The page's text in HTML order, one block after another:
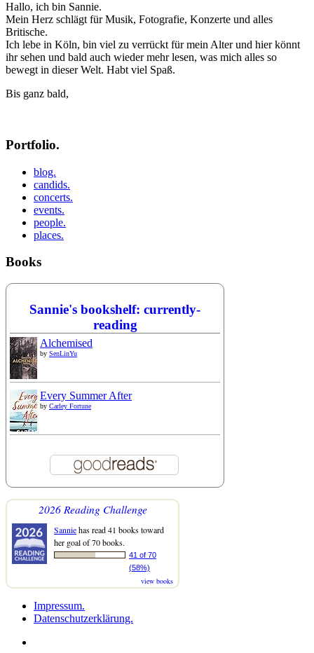
Hallo, ich bin Sannie.
Mein Herz schlägt für Musik, Fotografie, Konzerte und alles
Britische.
Ich lebe in Köln, bin viel zu verrückt für mein Alter und hier könnt
ihr sehen und bald auch wieder mehr lesen, was mich alles so
bewegt in dieser Welt. Habt viel Spaß.
Bis ganz bald,
Portfolio.
blog.
candids.
concerts.
events.
people.
places.
Books
Sannie's bookshelf: currently-
reading
Alchemised
by SenLinYu
Every Summer After
by Carley Fortune
2026 Reading Challenge
Sanniehas read 41 books toward
her goal of 70 books.
41 of 70
(58%)
view books
Impressum.
Datenschutzerklärung.